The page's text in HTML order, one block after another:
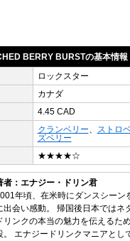
BERRY BURSTの基本情報
ロックスター
カナダ
4.45 CAD
クランベリー、 ストロ
ズベリー
★★★★☆
者：エナジー・ドリン君
年頃、在米時にダンスシーン
出会い感動。 帰国後日本ではネ
リンクの本当の魅力を伝えるた
。 エナジードリンクマニアとし